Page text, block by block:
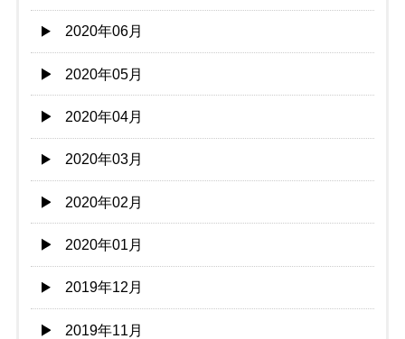
2020年06月
2020年05月
2020年04月
2020年03月
2020年02月
2020年01月
2019年12月
2019年11月